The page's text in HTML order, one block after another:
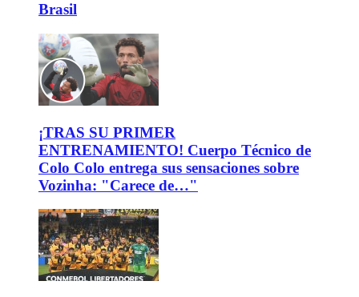
Brasil
¡TRAS SU PRIMER
ENTRENAMIENTO! Cuerpo Técnico de
Colo Colo entrega sus sensaciones sobre
Vozinha: "Carece de…"